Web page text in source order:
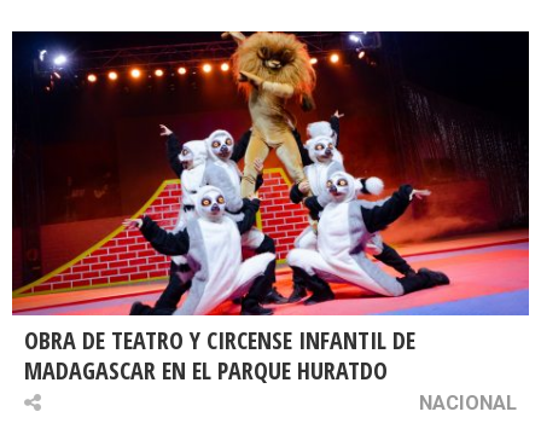
OBRA DE TEATRO Y CIRCENSE INFANTIL DE
MADAGASCAR EN EL PARQUE HURATDO
NACIONAL